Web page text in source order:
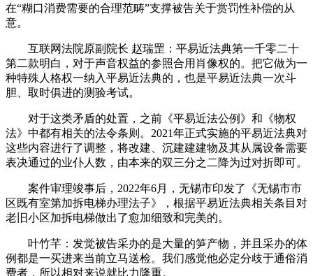
在“糊口消费需要的合理范畴”支撑被告关于赏罚性补偿的从
意。
互联网法院原副院长 赵瑞罡：平易近法典第一千零二十
第二款明白，对于声音权益的参照合用肖像权的。把它做为一
种特殊人格权一纳入平易近法典的，也是平易近法典一次斗
胆、取时俱进的测验考试。
对于这类矛盾的处置，之前《平易近法公例》和《物权
法》中都有相关的法令条则。2021年正式实施的平易近法典对
这些内容进行了调整，将改建、沉建建建物及其从属设备需要
表决通过的业仆人数，由本来的双三分之二降为过对折即可。
案件审理竣事后，2022年6月，无锡市印发了《无锡市市
区既有室第加拆电梯办理法子》，根据平易近法典相关条目对
老旧小区加拆电梯做出了愈加细致和完美的。
叶竹芊：发觉被告采办的是大量的笋产物，并且采办的体
例都是一买进来当前立马送检。我们感觉他必定分歧于通俗消
费者，所以相对来说就比力隆重。